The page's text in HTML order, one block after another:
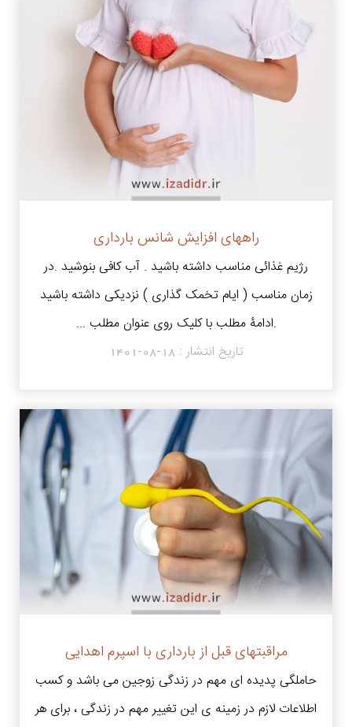
راههای افزایش شانس بارداری
رژیم غذائی مناسب داشته باشید . آب کافی بنوشید .در
زمان مناسب ( ایام تخمک گذاری ) نزدیکی داشته باشید
.ادامۀ مطلب با کلیک روی عنوان مطلب ...
تاریخ انتشار :1401-08-18
مراقبتهای قبل از بارداری با اسپرم اهدایی
حاملگی پدیده ای مهم در زندگی زوجین می باشد و کسب
اطلاعات لازم در زمینه ی این تغییر مهم در زندگی ، برای هر